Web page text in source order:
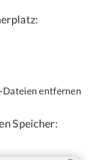
Dateien entfernen
Speicher: